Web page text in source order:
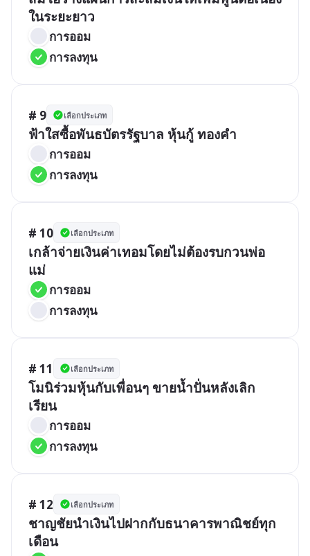
ในระยะยาว
การออม
การลงทุน
# 9 เลือกประเภท
ฟ้าใสซื้อพันธบัตรรัฐบาล หุ้นกู้ ทองคำ
การออม
การลงทุน
# 10 เลือกประเภท
เกล้าจ่ายเงินค่าเทอมโดยไม่ต้องรบกวนพ่อ
แม่
การออม
การลงทุน
# 11 เลือกประเภท
โมนิร่วมหุ้นกับเพื่อนๆ ขายน้ำปั่นหลังเลิก
เรียน
การออม
การลงทุน
# 12 เลือกประเภท
ชาญชัยนำเงินไปฝากกับธนาคารพาณิชย์ทุก
เดือน